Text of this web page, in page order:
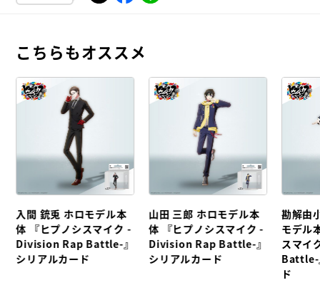
こちらもオススメ
入間 銃兎 ホロモデル本
体 『ヒプノシスマイク -
Division Rap Battle-』
シリアルカード
山田 三郎 ホロモデル本
体 『ヒプノシスマイク -
Division Rap Battle-』
シリアルカード
勘解由
モデル
スマイ
Battle-
ド